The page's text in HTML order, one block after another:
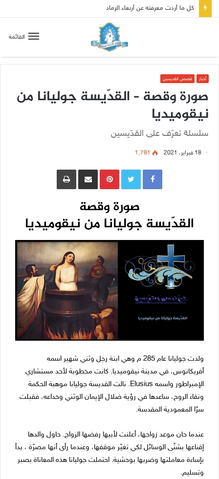
كل ما أردت معرفته عن أربعاء الرماد
القائمة
أخبار قصص القديسين
صورة وقصة – القدّيسة جوليانا من
نيقوميديا
سلسلة تعرّف على القدّيسين
18 فبراير، 2021 1٬781
Pinterestمشاركة عبر البريد طباعة
صورة وقصة
القدّيسة جوليانا من نيقوميديا
ولدت جوليانا عام 285 م وهي ابنة رجل وثني شهير اسمه
أفريكانوس، في مدينة نيقوميديا. كانت مخطوبة لأحد مستشاري
الإمبراطور واسمه Elusius. نالت القديسة جوليانا موهبة الحكمة
ونقاء الروح، ساعدها في رؤية ضلال الإيمان الوثني وخداعه، فقبلت
سرًا المعمودية المقدسة.
عندما حان موعد زواجها، أعلنت لأبيها رفضها الزواج. حاول والدها
إقناعها بشتّى الوسائل لكي تغيّر موقفها، وعندما رأى أنها مصرّة ، بدأ
بإساءة معاملتها وضربها بوحشية. احتملت جوليانا هذه المعاناة بصبر
وتسليم.